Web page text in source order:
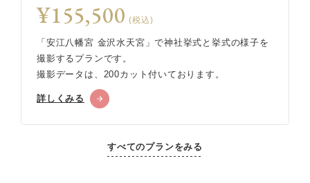
¥155,500 (税込)
「安江八幡宮 金沢水天宮」で神社挙式と挙式の様子を
撮影するプランです。
撮影データは、200カット付いております。
詳しくみる
すべてのプランをみる